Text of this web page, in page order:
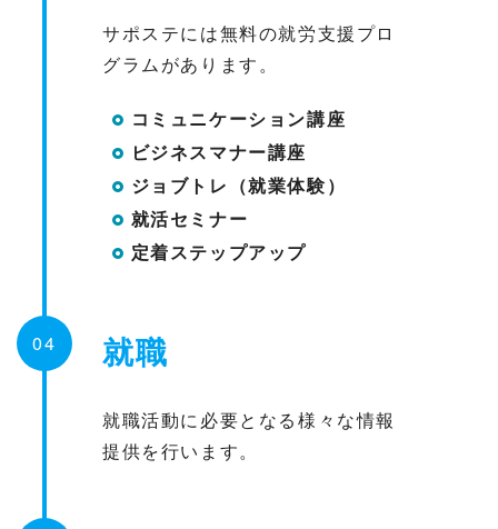
サポステには無料の就労支援プロ
グラムがあります。
コミュニケーション講座
ビジネスマナー講座
ジョブトレ（就業体験）
就活セミナー
定着ステップアップ
04 就職
就職活動に必要となる様々な情報
提供を行います。